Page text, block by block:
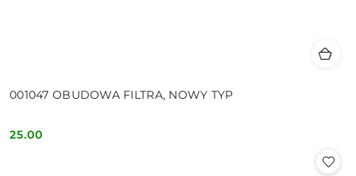
001047 OBUDOWA FILTRA, NOWY TYP
Cena:
25.00